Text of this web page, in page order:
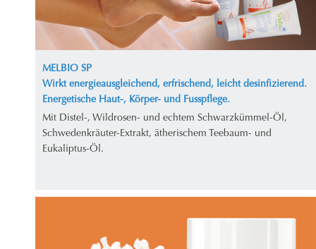
MELBIO SP
Wirkt energieausgleichend, erfrischend, leicht desinfizierend.
Energetische Haut-, Körper- und Fusspflege.
Mit Distel-, Wildrosen- und echtem Schwarzkümmel-Öl,
Schwedenkräuter-Extrakt, ätherischem Teebaum- und
Eukaliptus-Öl.